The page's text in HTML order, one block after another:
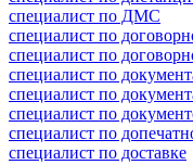
специалист по ДМС
специалист по
специалист по
специалист по
специалист по
специалист по
специалист по
специалист по доставке